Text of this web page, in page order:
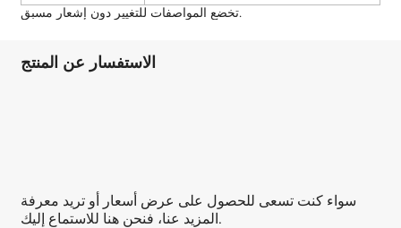
تخضع المواصفات للتغيير دون إشعار مسبق.
الاستفسار عن المنتج
سواء كنت تسعى للحصول على عرض أسعار أو تريد معرفة
المزيد عنا، فنحن هنا للاستماع إليك.